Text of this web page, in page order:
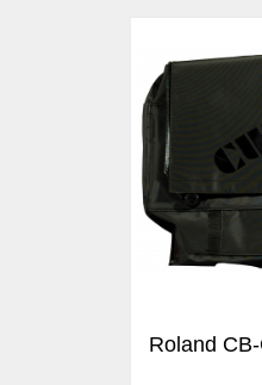
Roland